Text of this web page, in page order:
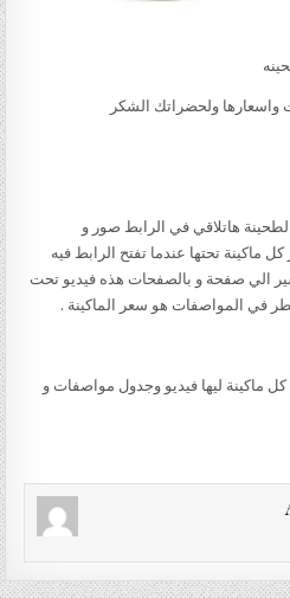
واسعارها ولحضراتك الشكر
هاتلاقي في الرابط صور و
تحتها عندما تفتح الرابط فيه
الي صفحة و بالصفحات هذه فيديو تحت
في المواصفات هو سعر الماكينة .
ماكينة ليها فيديو وجدول مواصفات و